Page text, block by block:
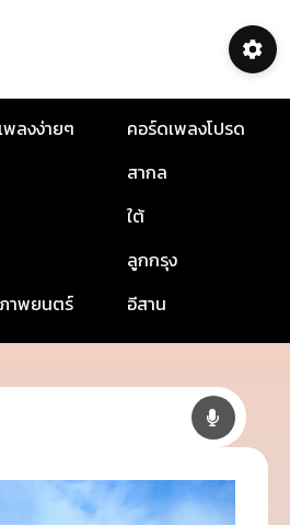
พลงง่ายๆ
คอร์ดเพลงโปรด
สากล
ใต้
ลูกกรุง
าพยนตร์ อีสาน